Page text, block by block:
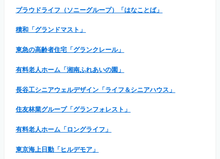
プラウドライフ（ソニーグループ）「はなことば」
積和「グランドマスト」
東急の高齢者住宅「グランクレール」
有料老人ホーム「湘南ふれあいの園」
長谷工シニアウェルデザイン「ライフ＆シニアハウス」
住友林業グループ「グランフォレスト」
有料老人ホーム「ロングライフ」
東京海上日動「ヒルデモア」